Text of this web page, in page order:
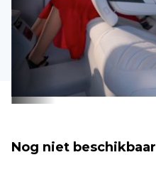
Nog niet beschikbaar